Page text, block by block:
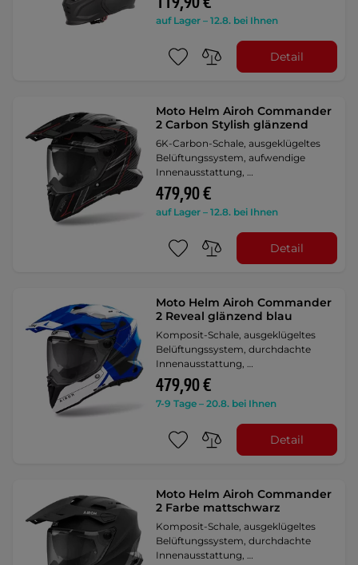
auf Lager – 12.8. bei Ihnen
Detail
Moto Helm Airoh Commander
2 Carbon Stylish glänzend
6K-Carbon-Schale, ausgeklügeltes
Belüftungssystem, aufwendige
Innenausstattung, …
479,90 €
auf Lager – 12.8. bei Ihnen
Detail
Moto Helm Airoh Commander
2 Reveal glänzend blau
Komposit-Schale, ausgeklügeltes
Belüftungssystem, durchdachte
Innenausstattung, …
479,90 €
7-9 Tage – 20.8. bei Ihnen
Detail
Moto Helm Airoh Commander
2 Farbe mattschwarz
Komposit-Schale, ausgeklügeltes
Belüftungssystem, durchdachte
Innenausstattung, …